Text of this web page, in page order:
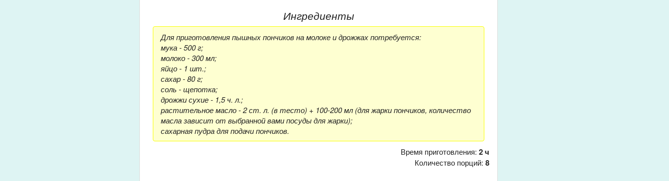
Ингредиенты
Для приготовления пышных пончиков на молоке и дрожжах потребуется:
мука - 500 г;
молоко - 300 мл;
яйцо - 1 шт.;
сахар - 80 г;
соль - щепотка;
дрожжи сухие - 1,5 ч. л.;
растительное масло - 2 ст. л. (в тесто) + 100-200 мл (для жарки пончиков, количество
масла зависит от выбранной вами посуды для жарки);
сахарная пудра для подачи пончиков.
Время приготовления: 2 ч
Количество порций: 8